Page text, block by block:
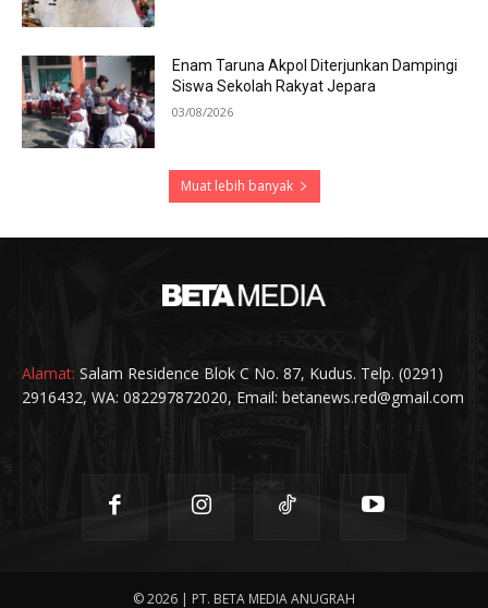
Enam Taruna Akpol Diterjunkan Dampingi
Siswa Sekolah Rakyat Jepara
03/08/2026
Muat lebih banyak
Alamat: Salam Residence Blok C No. 87, Kudus. Telp. (0291)
2916432, WA: 082297872020, Email: betanews.red@gmail.com
© 2026 | PT. BETA MEDIA ANUGRAH